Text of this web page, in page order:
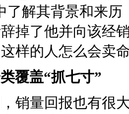
了解其背景和来
掉了他并向该经
样的人怎么会卖
覆盖“抓七寸”
量回报也有很大